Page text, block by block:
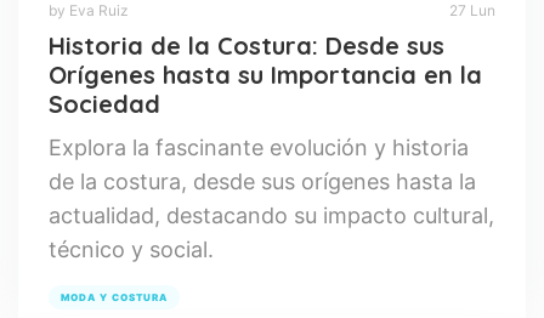
by Eva Ruiz 27 Lun
Historia de la Costura: Desde sus
Orígenes hasta su Importancia en la
Sociedad
Explora la fascinante evolución y historia
de la costura, desde sus orígenes hasta la
actualidad, destacando su impacto cultural,
técnico y social.
MODA Y COSTURA